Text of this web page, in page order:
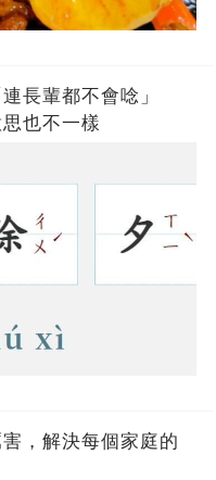
連長輩都不會唸」
也不一樣
，解決每個家庭的